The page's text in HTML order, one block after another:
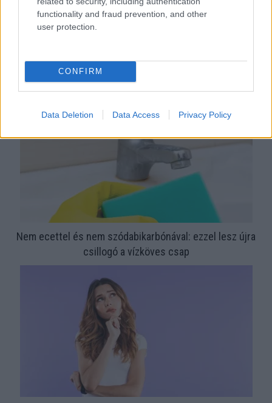
functionality and fraud prevention, and other
user protection.
CONFIRM
Data Deletion Data Access Privacy Policy
megoldás, mint gondolnád
Nem ecettel és nem szódabikarbónával: ezzel lesz újra
csillogó a vízköves csap